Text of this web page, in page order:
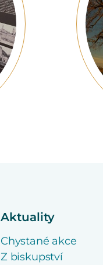
Aktuality
Chystané akce
Z biskupství